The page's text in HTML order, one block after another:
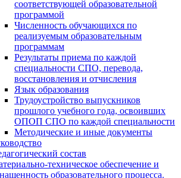
соответствующей образовательной
программой
Численность обучающихся по
реализуемым образовательным
программам
Результаты приема по каждой
специальности СПО, перевода,
восстановления и отчисления
Язык образования
Трудоустройство выпускников
прошлого учебного года, освоивших
ОПОП СПО по каждой специальности
Методические и иные документы
состав
техническое обеспечение и
образовательного процесса.